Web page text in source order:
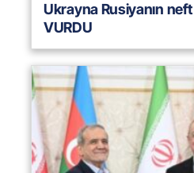
Ukrayna Rusiyanın
VURDU